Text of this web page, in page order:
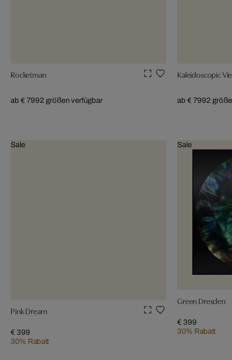
Rocketman
ab € 7992 größen verfügbar
Kaleidoscopic
ab € 7992
Sale
Pink Dream
€ 399
30% Rabatt
Sale
Green Dresden
€ 399
30% Rabatt